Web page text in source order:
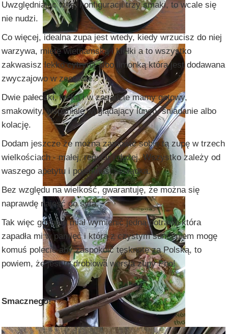
Uwzględniając w tej konfiguracji trzy smaki, to wcale się
nie nudzi.
Co więcej, idealna zupa jest wtedy, kiedy wrzucisz do niej
warzywa, miętę wietnamską i kiełki a to wszystko
zakwasisz lekko cytryną albo limonką która jest dodawana
zwyczajowo w zestawie.
Dwie pałeczki, łyżka i w zasadzie mamy gotowy,
smakowity, wspaniale wyglądający lunch, śniadanie albo
kolację.
Dodam jeszcze że można zamówić sobie tą zupę w trzech
wielkościach - małej, regular i dużej. Wszystko zależy od
waszego apetytu i pojemności żołądka.
Bez względu na wielkość, gwarantuję, że można się
naprawdę najeść do syta.
Tak więc gdybym miał wymienić jedną potrawę która
zapadła mi w pamięć i którą z czystym sumieniem mogę
komuś polecić aby zaspokoić tęsknotę za Polską, to
powiem, że jest to drobiowa wersja zupy Pho!
Smacznego!